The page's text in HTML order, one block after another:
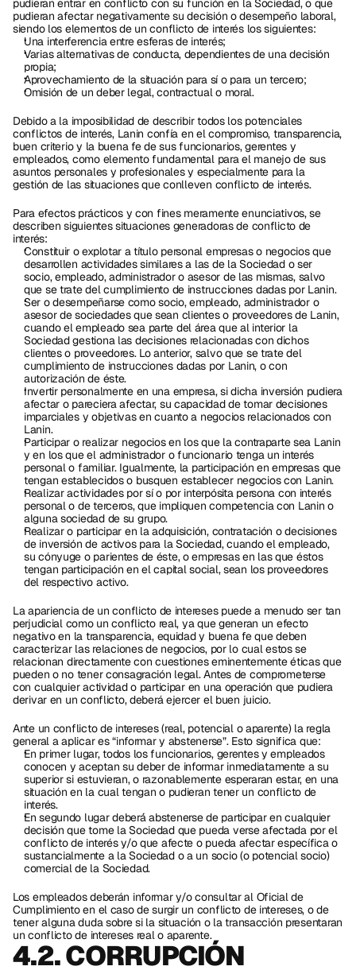
pudieran entrar en conflicto con su función en la Sociedad, o que
pudieran afectar negativamente su decisión o desempeño laboral,
siendo los elementos de un conflicto de interés los siguientes:
Una interferencia entre esferas de interés;
Varias alternativas de conducta, dependientes de una decisión
propia;
Aprovechamiento de la situación para sí o para un tercero;
Omisión de un deber legal, contractual o moral.
Debido a la imposibilidad de describir todos los potenciales
conflictos de interés, Lanin confía en el compromiso, transparencia,
buen criterio y la buena fe de sus funcionarios, gerentes y
empleados, como elemento fundamental para el manejo de sus
asuntos personales y profesionales y especialmente para la
gestión de las situaciones que conlleven conflicto de interés.
Para efectos prácticos y con fines meramente enunciativos, se
describen siguientes situaciones generadoras de conflicto de
interés:
Constituir o explotar a título personal empresas o negocios que
desarrollen actividades similares a las de la Sociedad o ser
socio, empleado, administrador o asesor de las mismas, salvo
que se trate del cumplimiento de instrucciones dadas por Lanin.
Ser o desempeñarse como socio, empleado, administrador o
asesor de sociedades que sean clientes o proveedores de Lanin,
cuando el empleado sea parte del área que al interior la
Sociedad gestiona las decisiones relacionadas con dichos
clientes o proveedores. Lo anterior, salvo que se trate del
cumplimiento de instrucciones dadas por Lanin, o con
autorización de éste.
Invertir personalmente en una empresa, si dicha inversión pudiera
afectar o pareciera afectar, su capacidad de tomar decisiones
imparciales y objetivas en cuanto a negocios relacionados con
Lanin.
Participar o realizar negocios en los que la contraparte sea Lanin
y en los que el administrador o funcionario tenga un interés
personal o familiar. Igualmente, la participación en empresas que
tengan establecidos o busquen establecer negocios con Lanin.
Realizar actividades por sí o por interpósita persona con interés
personal o de terceros, que impliquen competencia con Lanin o
alguna sociedad de su grupo.
Realizar o participar en la adquisición, contratación o decisiones
de inversión de activos para la Sociedad, cuando el empleado,
su cónyuge o parientes de éste, o empresas en las que éstos
tengan participación en el capital social, sean los proveedores
del respectivo activo.
La apariencia de un conflicto de intereses puede a menudo ser tan
perjudicial como un conflicto real, ya que generan un efecto
negativo en la transparencia, equidad y buena fe que deben
caracterizar las relaciones de negocios, por lo cual estos se
relacionan directamente con cuestiones eminentemente éticas que
pueden o no tener consagración legal. Antes de comprometerse
con cualquier actividad o participar en una operación que pudiera
derivar en un conflicto, deberá ejercer el buen juicio.
Ante un conflicto de intereses (real, potencial o aparente) la regla
general a aplicar es “informar y abstenerse”. Esto significa que:
En primer lugar, todos los funcionarios, gerentes y empleados
conocen y aceptan su deber de informar inmediatamente a su
superior si estuvieran, o razonablemente esperaran estar, en una
situación en la cual tengan o pudieran tener un conflicto de
interés.
En segundo lugar deberá́ abstenerse de participar en cualquier
decisión que tome la Sociedad que pueda verse afectada por el
conflicto de interés y/o que afecte o pueda afectar específica o
sustancialmente a la Sociedad o a un socio (o potencial socio)
comercial de la Sociedad.
Los empleados deberán informar y/o consultar al Oficial de
Cumplimiento en el caso de surgir un conflicto de intereses, o de
tener alguna duda sobre si la situación o la transacción presentaran
un conflicto de intereses real o aparente.
4.2. CORRUPCIÓN